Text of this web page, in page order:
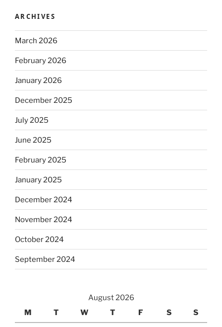
ARCHIVES
March 2026
February 2026
January 2026
December 2025
July 2025
June 2025
February 2025
January 2025
December 2024
November 2024
October 2024
September 2024
August 2026
M
T W T F S S